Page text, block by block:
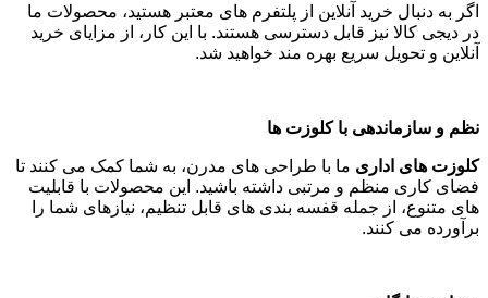
اگر به دنبال خرید آنلاین از پلتفرم های معتبر هستید، محصولات ما
در دیجی کالا نیز قابل دسترسی هستند. با این کار، از مزایای خرید
آنلاین و تحویل سریع بهره مند خواهید شد.
نظم و سازماندهی با کلوزت ها
کلوزت های اداری ما با طراحی های مدرن، به شما کمک می کنند تا
فضای کاری منظم و مرتبی داشته باشید. این محصولات با قابلیت
های متنوع، از جمله قفسه بندی های قابل تنظیم، نیازهای شما را
برآورده می کنند.